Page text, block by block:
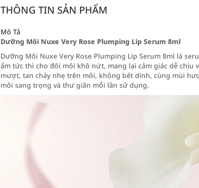
THÔNG TIN SẢN PHẨM
Mô Tả
Dưỡng Môi Nuxe Very Rose Plumping Lip Serum 8ml
Dưỡng Môi Nuxe Very Rose Plumping Lip Serum 8ml là
ẩm tức thì cho đôi môi khô nứt, mang lại cảm giác dễ chịu
mượt, tan chảy nhẹ trên môi, không bết dính, cùng mùi
môi sang trọng và thư giãn mỗi lần sử dụng.